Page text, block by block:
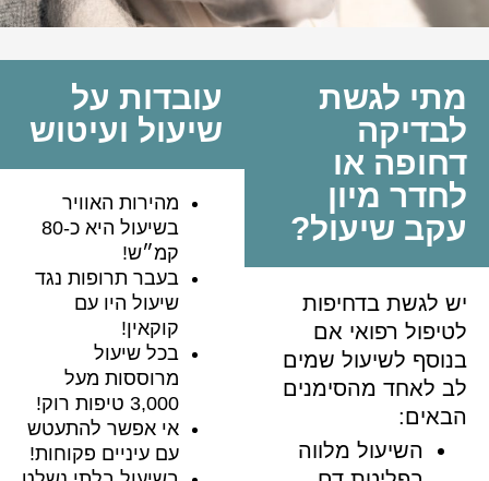
מתי לגשת
לבדיקה
דחופה או
לחדר מיון
עקב שיעול?
יש לגשת בדחיפות
לטיפול רפואי אם
בנוסף לשיעול שמים
לב לאחד מהסימנים
הבאים:
השיעול מלווה
עובדות על
שיעול ועיטוש
מהירות האוויר
בשיעול היא כ-80
קמ״ש!
בעבר תרופות נגד
שיעול היו עם
קוקאין!
בכל שיעול
מרוססות מעל
3,000 טיפות רוק!
אי אפשר להתעטש
עם עיניים פקוחות!